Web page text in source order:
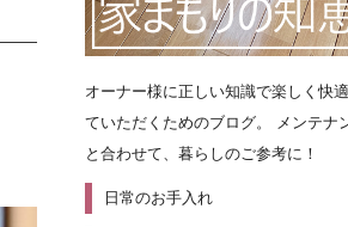
オーナー様に正しい知識で楽しく快
ていただくためのブログ。
メンテナ
と合わせて、暮らしのご参考に！
日常のお手入れ